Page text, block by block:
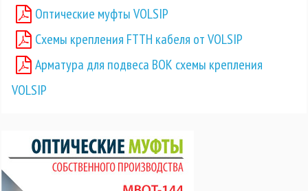
Оптические муфты VOLSIP
Схемы крепления FTTH кабеля от VOLSIP
Арматура для подвеса ВОК схемы крепления
VOLSIP